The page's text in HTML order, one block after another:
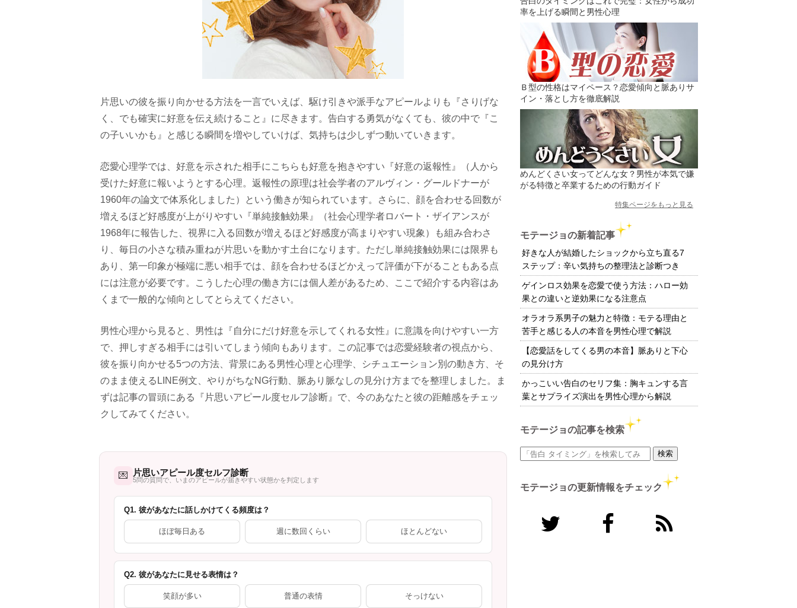
片思いの彼を振り向かせる方法を一言でいえば、駆け引きや派手なアピールよりも『さりげな
く、でも確実に好意を伝え続けること』に尽きます。告白する勇気がなくても、彼の中で『こ
の子いいかも』と感じる瞬間を増やしていけば、気持ちは少しずつ動いていきます。
恋愛心理学では、好意を示された相手にこちらも好意を抱きやすい『好意の返報性』（人から
受けた好意に報いようとする心理。返報性の原理は社会学者のアルヴィン・グールドナーが
1960年の論文で体系化しました）という働きが知られています。さらに、顔を合わせる回数が
増えるほど好感度が上がりやすい『単純接触効果』（社会心理学者ロバート・ザイアンスが
1968年に報告した、視界に入る回数が増えるほど好感度が高まりやすい現象）も組み合わさ
り、毎日の小さな積み重ねが片思いを動かす土台になります。ただし単純接触効果には限界も
あり、第一印象が極端に悪い相手では、顔を合わせるほどかえって評価が下がることもある点
には注意が必要です。こうした心理の働き方には個人差があるため、ここで紹介する内容はあ
くまで一般的な傾向としてとらえてください。
男性心理から見ると、男性は『自分にだけ好意を示してくれる女性』に意識を向けやすい一方
で、押しすぎる相手には引いてしまう傾向もあります。この記事では恋愛経験者の視点から、
彼を振り向かせる5つの方法、背景にある男性心理と心理学、シチュエーション別の動き方、そ
のまま使えるLINE例文、やりがちなNG行動、脈あり脈なしの見分け方までを整理しました。ま
ずは記事の冒頭にある『片思いアピール度セルフ診断』で、今のあなたと彼の距離感をチェッ
クしてみてください。
💌 片思いアピール度セルフ診断
5問の質問で、いまのアピールが届きやすい状態かを判定します
Q1. 彼があなたに話しかけてくる頻度は？
ほぼ毎日ある 週に数回くらい ほとんどない
Q2. 彼があなたに見せる表情は？
笑顔が多い 普通の表情 そっけない
率を上げる瞬間と男性心理
Ｂ型の性格はマイペース？恋愛傾向と脈ありサ
イン・落とし方を徹底解説
めんどくさい女ってどんな女？男性が本気で嫌
がる特徴と卒業するための行動ガイド
特集ページをもっと見る
モテージョの新着記事
好きな人が結婚したショックから立ち直る7
ステップ：辛い気持ちの整理法と診断つき
ゲインロス効果を恋愛で使う方法：ハロー効
果との違いと逆効果になる注意点
オラオラ系男子の魅力と特徴：モテる理由と
苦手と感じる人の本音を男性心理で解説
【恋愛話をしてくる男の本音】脈ありと下心
の見分け方
かっこいい告白のセリフ集：胸キュンする言
葉とサプライズ演出を男性心理から解説
モテージョの記事を検索
モテージョの更新情報をチェック